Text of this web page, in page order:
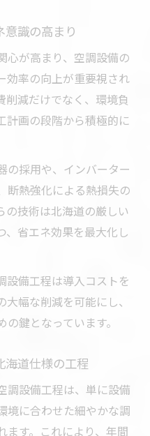
識の高まり
心が高まり、空調設備の
効率の向上が重要視され
削減だけでなく、環境負
計画の段階から積極的に
の採用や、インバーター
断熱強化による熱損失の
の技術は北海道の厳しい
、省エネ効果を最大化し
設備工程は導入コストを
幅な削減を可能にし、
鍵となっています。
海道仕様の工程
調設備工程は、単に設備
境に合わせた細やかな調
ます。これにより、年間